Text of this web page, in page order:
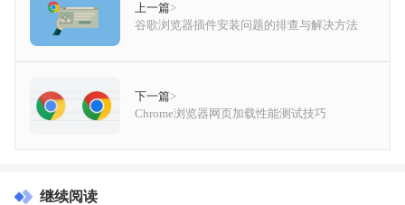
上一篇>
谷歌浏览器插件安装问题的排查与解决方法
下一篇>
Chrome浏览器网页加载性能测试技巧
继续阅读